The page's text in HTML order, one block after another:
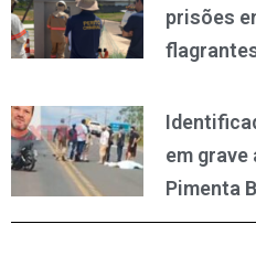
prisões
em grave
Pimenta